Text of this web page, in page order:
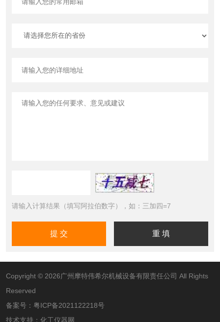
请输入计算结果（填写阿拉伯数字），如：三加四=7
Copyright © 2026广州摩特伟希尔机械设备有限责任公司 All Rights
Reserved
备案号： 粤ICP备2021122218号
技术支持： 化工仪器网